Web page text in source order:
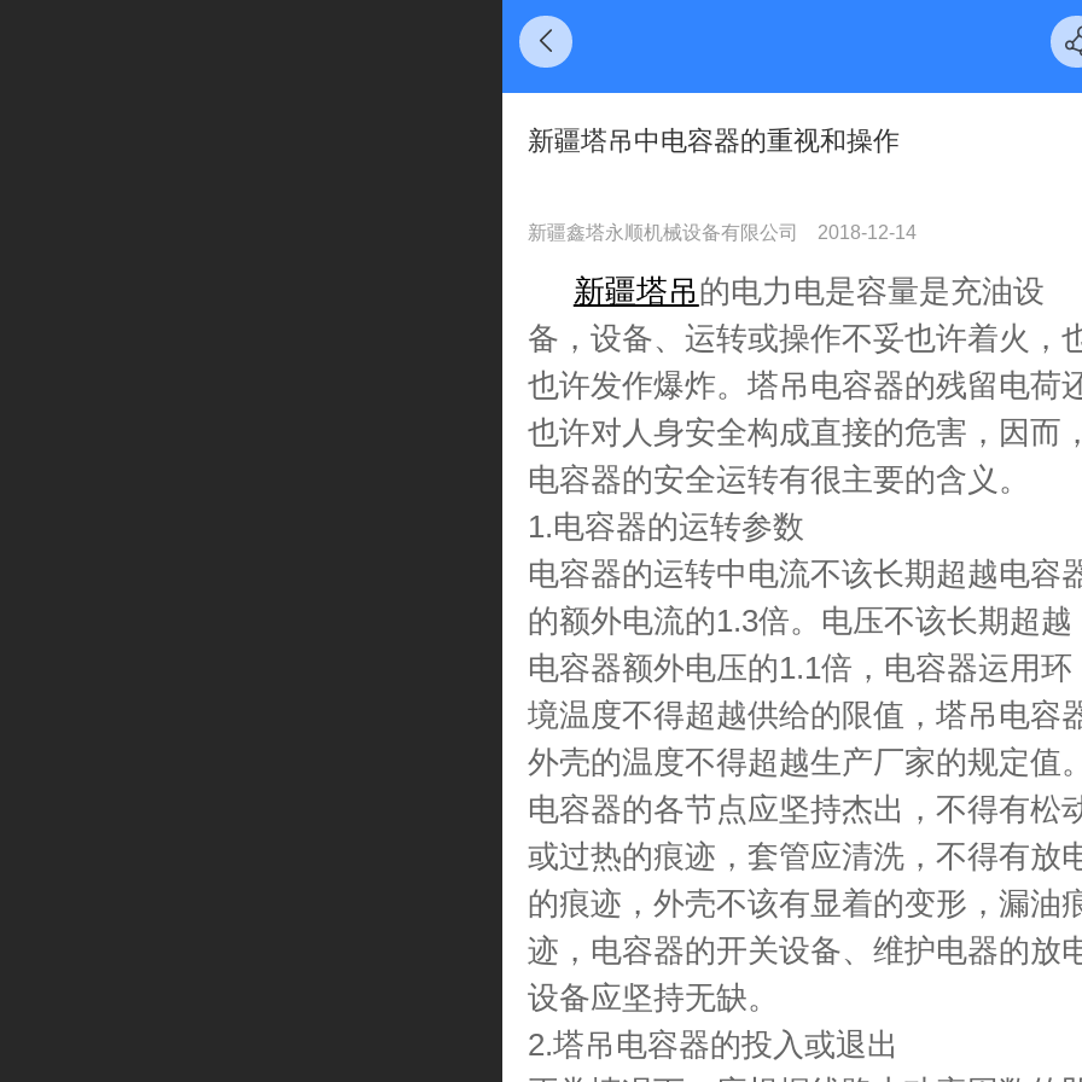
新疆塔吊中电容器的重视和操作
新疆鑫塔永顺机械设备有限公司 2018-12-14
新疆塔吊的电力电是容量是充油设
备，设备、运转或操作不妥也许着火，
也许发作爆炸。塔吊电容器的残留电荷
也许对人身安全构成直接的危害，因而，
电容器的安全运转有很主要的含义。
1.电容器的运转参数
电容器的运转中电流不该长期超越电容
的额外电流的1.3倍。电压不该长期超越
电容器额外电压的1.1倍，电容器运用环
境温度不得超越供给的限值，塔吊电容
外壳的温度不得超越生产厂家的规定值。
电容器的各节点应坚持杰出，不得有松
或过热的痕迹，套管应清洗，不得有放
的痕迹，外壳不该有显着的变形，漏油
迹，电容器的开关设备、维护电器的放
设备应坚持无缺。
2.塔吊电容器的投入或退出